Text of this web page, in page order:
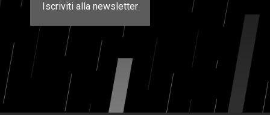
Iscriviti alla newsletter